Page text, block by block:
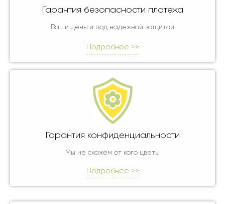
Гарантия безопасности платежа
Ваши деньги под надежной защитой
Подробнее >>
Гарантия конфиденциальности
Мы не скажем от кого цветы
Подробнее >>